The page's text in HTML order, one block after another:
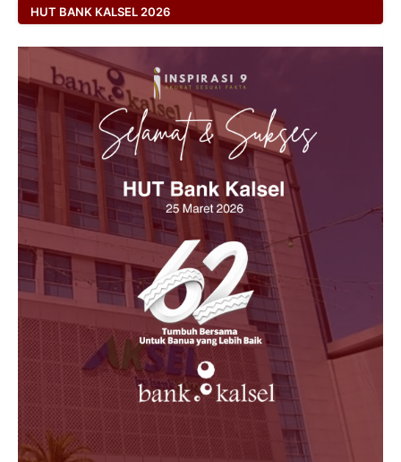
HUT BANK KALSEL 2026